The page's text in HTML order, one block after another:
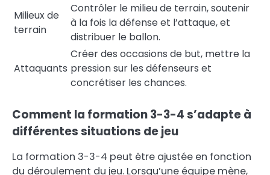
Milieux de
terrain
Contrôler le milieu de terrain, soutenir
à la fois la défense et l’attaque, et
distribuer le ballon.
Attaquants
Créer des occasions de but, mettre la
pression sur les défenseurs et
concrétiser les chances.
Comment la formation 3-3-4 s’adapte à
différentes situations de jeu
La formation 3-3-4 peut être ajustée en fonction
du déroulement du jeu. Lorsqu’une équipe mène,